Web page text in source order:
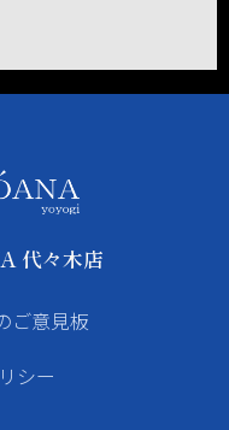
代々木店
ご意見板
シー